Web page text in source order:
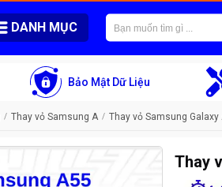
DANH MỤC
Bảo Mật Dữ Liệu
Thay vỏ Samsung A Thay vỏ Samsung Galaxy
Thay